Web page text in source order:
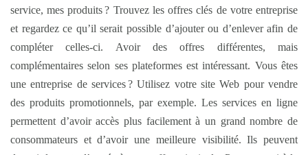
service, mes produits ? Trouvez les offres clés de votre entreprise
et regardez ce qu’il serait possible d’ajouter ou d’enlever afin de
compléter celles-ci. Avoir des offres différentes, mais
complémentaires selon ses plateformes est intéressant. Vous êtes
une entreprise de services ? Utilisez votre site Web pour vendre
des produits promotionnels, par exemple. Les services en ligne
permettent d’avoir accès plus facilement à un grand nombre de
consommateurs et d’avoir une meilleure visibilité. Ils peuvent